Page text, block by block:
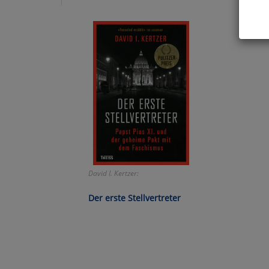
David I. Kertzer:
Der erste Stellvertreter